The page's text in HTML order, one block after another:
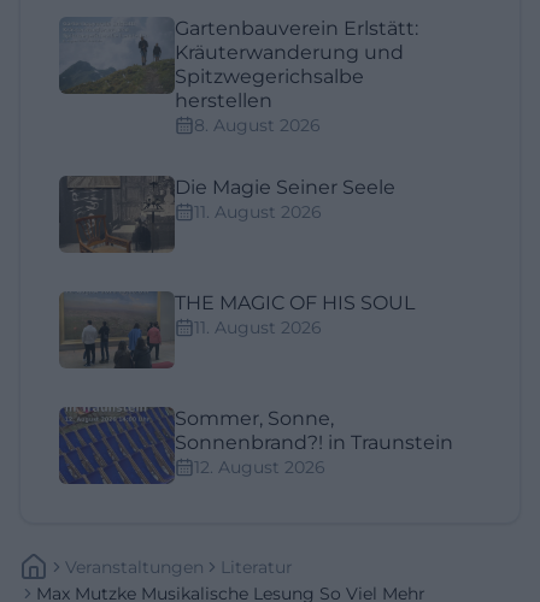
Gartenbauverein Erlstätt:
Kräuterwanderung und
Spitzwegerichsalbe
herstellen
8. August 2026
Die Magie Seiner Seele
11. August 2026
THE MAGIC OF HIS SOUL
11. August 2026
Sommer, Sonne,
Sonnenbrand?! in Traunstein
12. August 2026
Veranstaltungen
Literatur
Max Mutzke Musikalische Lesung So Viel Mehr